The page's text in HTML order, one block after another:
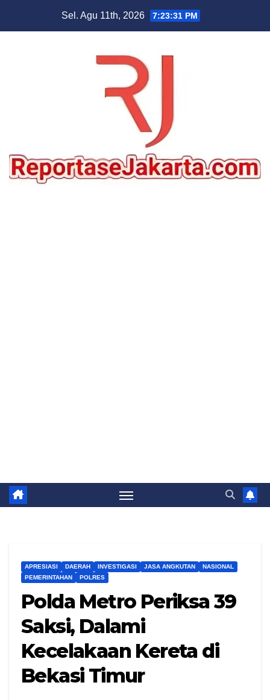
Sel. Agu 11th, 2026 7:23:31 PM
APRESIASI DAERAH INVESTIGASI JASA ANGKUTAN
NASIONAL
PEMERINTAHAN
POLRES
Polda Metro Periksa 39
Saksi, Dalami
Kecelakaan Kereta di
Bekasi Timur